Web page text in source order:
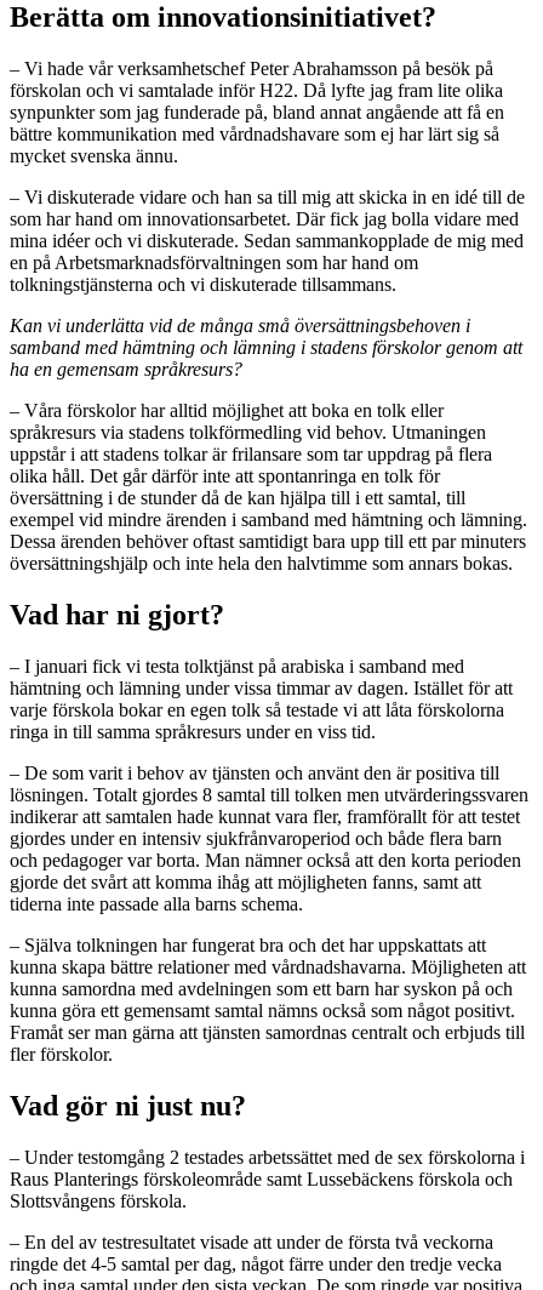
Berätta om innovationsinitiativet?
– Vi hade vår verksamhetschef Peter Abrahamsson på besök på
förskolan och vi samtalade inför H22. Då lyfte jag fram lite olika
synpunkter som jag funderade på, bland annat angående att få en
bättre kommunikation med vårdnadshavare som ej har lärt sig så
mycket svenska ännu.
– Vi diskuterade vidare och han sa till mig att skicka in en idé till de
som har hand om innovationsarbetet. Där fick jag bolla vidare med
mina idéer och vi diskuterade. Sedan sammankopplade de mig med
en på Arbetsmarknadsförvaltningen som har hand om
tolkningstjänsterna och vi diskuterade tillsammans.
Kan vi underlätta vid de många små översättningsbehoven i
samband med hämtning och lämning i stadens förskolor genom att
ha en gemensam språkresurs?
– Våra förskolor har alltid möjlighet att boka en tolk eller
språkresurs via stadens tolkförmedling vid behov. Utmaningen
uppstår i att stadens tolkar är frilansare som tar uppdrag på flera
olika håll. Det går därför inte att spontanringa en tolk för
översättning i de stunder då de kan hjälpa till i ett samtal, till
exempel vid mindre ärenden i samband med hämtning och lämning.
Dessa ärenden behöver oftast samtidigt bara upp till ett par minuters
översättningshjälp och inte hela den halvtimme som annars bokas.
Vad har ni gjort?
– I januari fick vi testa tolktjänst på arabiska i samband med
hämtning och lämning under vissa timmar av dagen. Istället för att
varje förskola bokar en egen tolk så testade vi att låta förskolorna
ringa in till samma språkresurs under en viss tid.
– De som varit i behov av tjänsten och använt den är positiva till
lösningen. Totalt gjordes 8 samtal till tolken men utvärderingssvaren
indikerar att samtalen hade kunnat vara fler, framförallt för att testet
gjordes under en intensiv sjukfrånvaroperiod och både flera barn
och pedagoger var borta. Man nämner också att den korta perioden
gjorde det svårt att komma ihåg att möjligheten fanns, samt att
tiderna inte passade alla barns schema.
– Själva tolkningen har fungerat bra och det har uppskattats att
kunna skapa bättre relationer med vårdnadshavarna. Möjligheten att
kunna samordna med avdelningen som ett barn har syskon på och
kunna göra ett gemensamt samtal nämns också som något positivt.
Framåt ser man gärna att tjänsten samordnas centralt och erbjuds till
fler förskolor.
Vad gör ni just nu?
– Under testomgång 2 testades arbetssättet med de sex förskolorna i
Raus Planterings förskoleområde samt Lussebäckens förskola och
Slottsvångens förskola.
– En del av testresultatet visade att under de första två veckorna
ringde det 4-5 samtal per dag, något färre under den tredje vecka
och inga samtal under den sista veckan. De som ringde var positiva